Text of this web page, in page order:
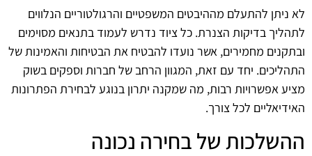
לא ניתן להתעלם מההיבטים המשפטיים והרגולטוריים הנלווים
לתהליך בדיקות הצנרת. כל ציוד נדרש לעמוד בתנאים מסוימים
ובתקנים מחמירים, אשר נועדו להבטיח את הבטיחות והאמינות של
התהליכים. יחד עם זאת, המגוון הרחב של חברות וספקים בשוק
מציע אפשרויות רבות, מה שמקנה יתרון בנוגע לבחירת הפתרונות
האידיאליים לכל צורך.
ההשלכות של בחירה נכונה